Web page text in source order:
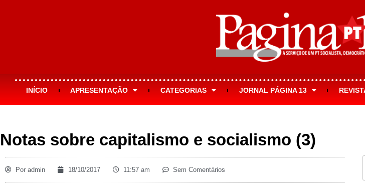
INÍCIO APRESENTAÇÃO CATEGORIAS JORNAL PÁGINA 13
Notas sobre capitalismo e socialismo (3)
Por admin 18/10/2017 11:57 am Sem Comentários